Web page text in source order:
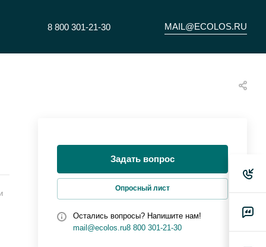
8 800 301-21-30 MAIL@ECOLOS.RU
Задать вопрос
Опросный лист
Остались вопросы? Напишите нам!
mail@ecolos.ru8 800 301-21-30